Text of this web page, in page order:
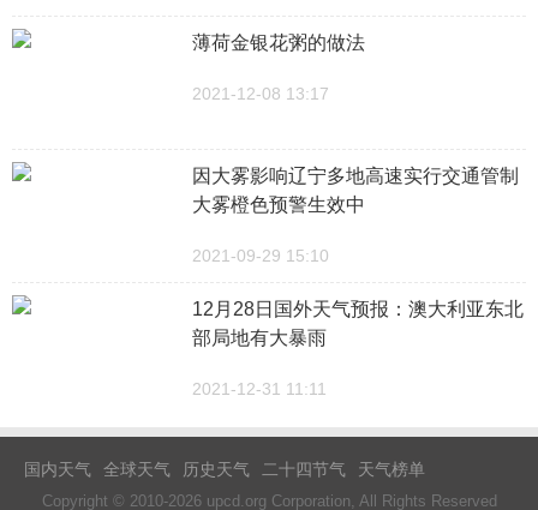
薄荷金银花粥的做法
2021-12-08 13:17
因大雾影响辽宁多地高速实行交通管制
大雾橙色预警生效中
2021-09-29 15:10
12月28日国外天气预报：澳大利亚东北
部局地有大暴雨
2021-12-31 11:11
国内天气 全球天气 历史天气 二十四节气 天气榜单
Copyright © 2010-2026 upcd.org Corporation, All Rights Reserved